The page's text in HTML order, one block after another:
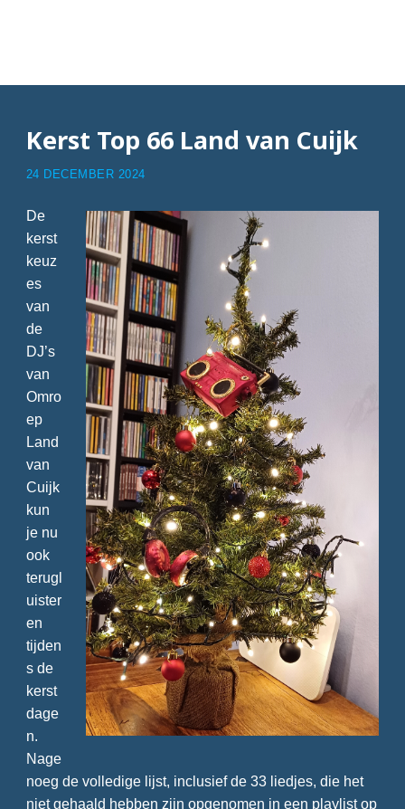
Kerst Top 66 Land van Cuijk
24 DECEMBER 2024
De
kerst
keuz
es
van
de
DJ’s
van
Omro
ep
Land
van
Cuijk
kun
je nu
ook
terugl
uister
en
tijden
s de
kerst
dage
n.
Nage
noeg de volledige lijst, inclusief de 33 liedjes, die het
niet gehaald hebben zijn opgenomen in een playlist op